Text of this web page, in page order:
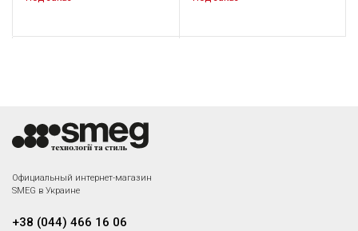
400х400 мм
Официальный интернет-магазин
SMEG в Украине
+38 (044) 466 16 06